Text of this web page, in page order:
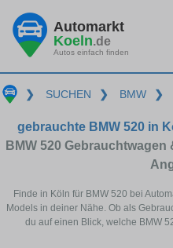
Automarkt
Koeln.de
Autos einfach finden
❯ SUCHEN ❯ BMW ❯
gebrauchte BMW 520 in
BMW 520
Finde in Köln für BMW 520 bei
Models in deiner Nähe. Ob als
du auf einen Blick, welche BMW